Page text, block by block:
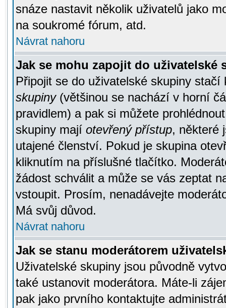
snáze nastavit několik uživatelů jako
na soukromé fórum, atd.
Návrat nahoru
Jak se mohu zapojit do uživatelské
Připojit se do uživatelské skupiny
skupiny(většinou se nachází v horní
pravidlem) a pak si můžete
skupiny mají otevřený přístup, některé
utajené členství. Pokud je skupina
kliknutím na příslušné tlačítko.
žádost schválit a může se vás zeptat
vstoupit. Prosím, nenadávejte
Má svůj důvod.
Návrat nahoru
Jak se stanu moderátorem
Uživatelské skupiny jsou původně
také ustanovit moderátora. Máte-li
pak jako prvního kontaktujte